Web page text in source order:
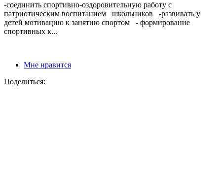
-соединить спортивно-оздоровительную работу с
патриотическим воспитанием школьников -развивать у
детей мотивацию к занятию спортом - формирование
спортивных к...
Мне нравится
Поделиться: